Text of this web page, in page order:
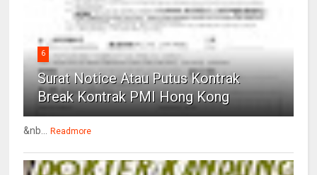
6
Surat Notice Atau Putus Kontrak
Break Kontrak PMI Hong Kong
&nb... Readmore